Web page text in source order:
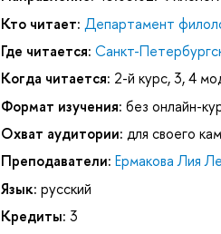
Кто читает: Департамент
Где читается: Санкт-
Когда читается: 2-й курс, 3, 4
Формат изучения: без онлайн-
Охват аудитории: для своего
Преподаватели: Ермакова Лия
Язык: русский
Кредиты: 3